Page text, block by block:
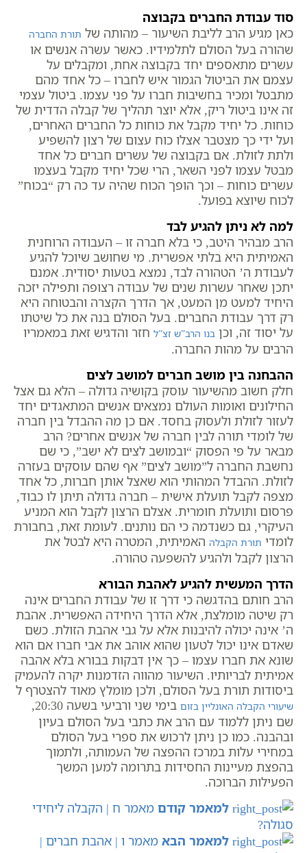
סוד עבודת החברים בקבוצה
כאן מגיע הרב לליבת השיעור – מהותה של תורת החברה
שהורה בעל הסולם לתלמידיו. כאשר עשרה אנשים או
עשרים מתאספים יחד בקבוצה אחת, ומקבלים על
עצמם את הביטול הגמור איש לחברו – כל אחד מהם
מתבטל ומכיר בחשיבות חברו על פני עצמו. ביטול עצמי
זה אינו ביטול ריק, אלא יוצר תהליך של קבלה הדדית של
כוחות. כל יחיד מקבל את כוחות כל החברים האחרים,
ועל ידי כך מצטבר אצלו כוח עצום של רצון להשפיע
ולתת לזולת. אם בקבוצה של עשרים חברים כל אחד
מבטל עצמו לפני השאר, הרי שכל יחיד מקבל בעצמו
עשרים כוחות – וכך הופך הכוח שהיה עד כה רק “בכוח”
לכוח שיוצא בפועל.
למה לא ניתן להגיע לבד
הרב מבהיר היטב, כי בלא חברה זו – העבודה הרוחנית
האמיתית היא בלתי אפשרית. מי שחושב שיוכל להגיע
לעבודת ה’ הטהורה לבד, נמצא בטעות יסודית. אמנם
יתכן שאחר עשרות שנים של עבודה רצופה ותפילה יזכה
היחיד למעט מן המעט, אך הדרך הקצרה והבטוחה היא
רק דרך עבודת החברים. בעל הסולם בנה את כל שיטתו
על יסוד זה, וכן בנו הרב”ש זצ”ל חזר והדגיש זאת במאמריו
הרבים על מהות החברה.
ההבחנה בין מושב חברים למושב לצים
חלק חשוב מהשיעור עוסק בקושיה גדולה – הלא גם אצל
החילונים ואומות העולם נמצאים אנשים המתאגדים יחד
לעזור לזולת ולעסוק בחסד. אם כן מה ההבדל בין חברה
של לומדי תורה לבין חברה של אנשים אחרים? הרב
מבאר על פי הפסוק “ובמושב לצים לא ישב”, כי שם
נחשבת החברה ל”מושב לצים” אף שהם עוסקים בעזרה
לזולת. ההבדל המהותי הוא שאצל אותן חברות, כל אחד
מצפה לקבל תועלת אישית – חברה גדולה תיתן לו כבוד,
פרסום ותועלת חומרית. אצלם הרצון לקבל הוא המניע
העיקרי, גם כשנדמה כי הם נותנים. לעומת זאת, בחבורת
לומדי תורת הקבלה האמיתית, המטרה היא לבטל את
הרצון לקבל ולהגיע להשפעה טהורה.
הדרך המעשית להגיע לאהבת הבורא
הרב חותם בהדגשה כי דרך זו של עבודת החברים אינה
רק שיטה מומלצת, אלא הדרך היחידה האפשרית. אהבת
ה’ אינה יכולה להיבנות אלא על גבי אהבת הזולת. כשם
שאדם אינו יכול לטעון שהוא אוהב את אבי חברו אם הוא
שונא את חברו עצמו – כך אין דבקות בבורא בלא אהבה
אמיתית לבריותיו. השיעור מהווה הזדמנות יקרה להעמיק
ביסודות תורת בעל הסולם, ולכן מומלץ מאוד להצטרף ל
שיעורי הקבלה האונליין בזום
בימי שני ורביעי בשעה 20:30,
שם ניתן ללמוד עם הרב את כתבי בעל הסולם בעיון
ובהבנה. כמו כן ניתן לרכוש את ספרי בעל הסולם
במחירי עלות במרכז ההפצה של העמותה, ולתמוך
בהפצת מעיינות החסידות בתרומה למען המשך
הפעילות הברוכה.
למאמר קודם מאמר ח | הקבלה ליחידי
סגולה?
למאמר הבא מאמר ו | אהבת חברים |